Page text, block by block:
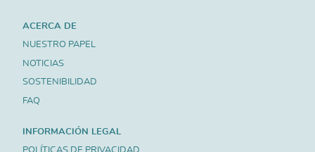
ACERCA DE
NUESTRO PAPEL
NOTICIAS
SOSTENIBILIDAD
FAQ
INFORMACIÓN LEGAL